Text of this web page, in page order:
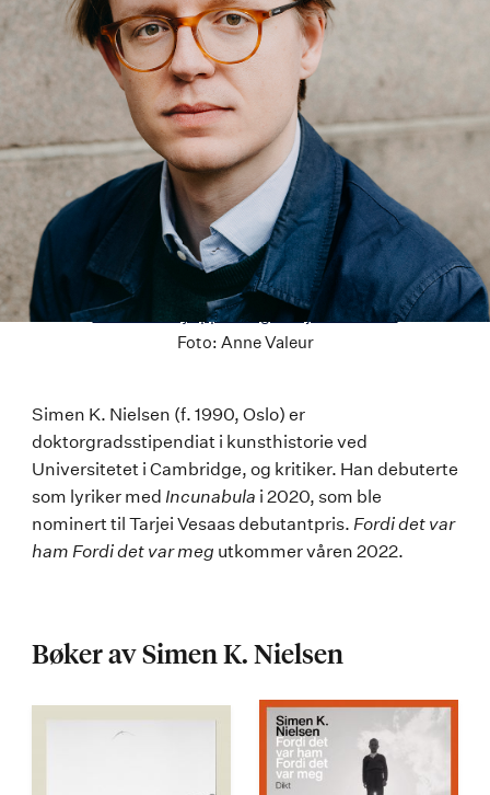
Last ned høyoppløselig versjon av bildet
Foto: Anne Valeur
Simen
K.
Nielsen
Simen K. Nielsen (f. 1990, Oslo) er
doktorgradsstipendiat i kunsthistorie ved
Universitetet i Cambridge, og kritiker. Han debuterte
som lyriker med Incunabula i 2020, som ble
nominert til Tarjei Vesaas debutantpris. Fordi det var
ham Fordi det var meg utkommer våren 2022.
Bøker av Simen K. Nielsen